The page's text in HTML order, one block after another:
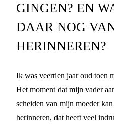
GINGEN? EN
DAAR NOG
HERINNEREN?
Ik was veertien jaar oud toen
Het moment dat mijn vader
scheiden van mijn moeder
herinneren, dat heeft veel